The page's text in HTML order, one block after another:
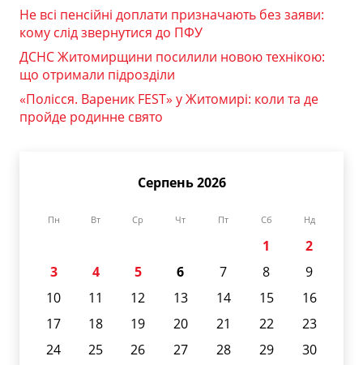
Не всі пенсійні доплати призначають без заяви:
кому слід звернутися до ПФУ
ДСНС Житомирщини посилили новою технікою:
що отримали підрозділи
«Полісся. Вареник FEST» у Житомирі: коли та де
пройде родинне свято
Серпень 2026
Пн Вт Ср Чт Пт Сб Нд
1
2
3
4 5 6 7 8
9
10
11 12 13 14 15
16
17
18 19 20 21 22
23
24
25 26 27 28 29
30